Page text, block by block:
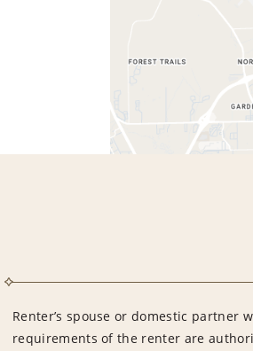
Renter’s spouse or domestic partner
requirements of the renter are